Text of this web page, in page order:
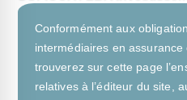
Conformément aux
intermédiaires en
trouverez sur cette page
relatives à l’éditeur du site,